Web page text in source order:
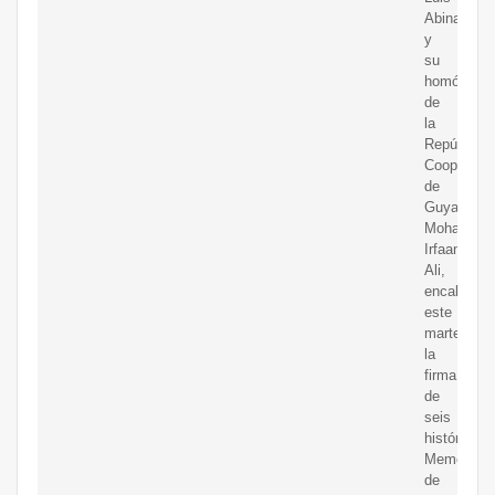
Abinader
y
su
homólogo
de
la
República
de
Guyana,
Mohamed
Irfaan
Ali,
este
martes
la
firma
de
seis
históricos
de